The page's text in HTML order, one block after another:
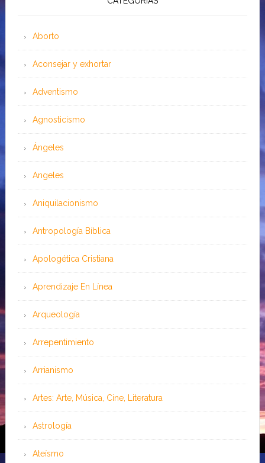
Aborto
Aconsejar y exhortar
Adventismo
Agnosticismo
Ángeles
Angeles
Aniquilacionismo
Antropología Bíblica
Apologética Cristiana
Aprendizaje En Línea
Arqueología
Arrepentimiento
Arrianismo
Artes: Arte, Música, Cine, Literatura
Astrología
Ateísmo